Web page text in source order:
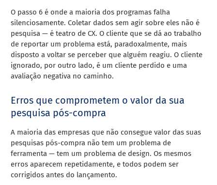
O passo 6 é onde a maioria dos programas falha
silenciosamente. Coletar dados sem agir sobre eles não é
pesquisa — é teatro de CX. O cliente que se dá ao trabalho
de reportar um problema está, paradoxalmente, mais
disposto a voltar se perceber que alguém reagiu. O cliente
ignorado, por outro lado, é um cliente perdido e uma
avaliação negativa no caminho.
Erros que comprometem o valor da sua
pesquisa pós-compra
A maioria das empresas que não consegue valor das suas
pesquisas pós-compra não tem um problema de
ferramenta — tem um problema de design. Os mesmos
erros aparecem repetidamente, e todos podem ser
corrigidos antes do lançamento.